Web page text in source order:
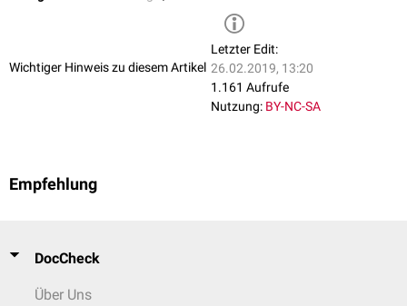
Wichtiger Hinweis zu diesem Artikel
Letzter Edit:
26.02.2019, 13:20
1.161 Aufrufe
Nutzung: BY-NC-SA
Empfehlung
DocCheck
Über Uns